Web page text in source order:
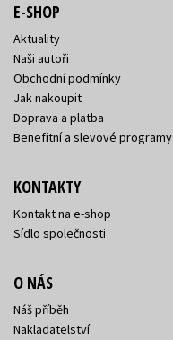
E-SHOP
Aktuality
Naši autoři
Obchodní podmínky
Jak nakoupit
Doprava a platba
Benefitní a slevové programy
KONTAKTY
Kontakt na e-shop
Sídlo společnosti
O NÁS
Náš příběh
Nakladatelství